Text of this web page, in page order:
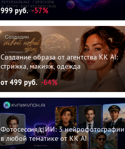
999руб. -57%
Создание образа от агентства KK AI:
стрижка, макияж, одежда
от 499 руб. -64%
Фотосессия с ИИ: 3 нейрофотографии
в любой тематике от KK AI